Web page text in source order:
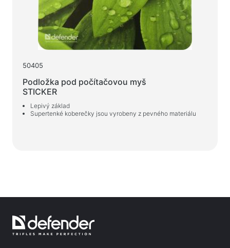
50405
Podložka pod počítačovou myš
STICKER
Lepivý základ
Supertenké koberečky jsou vyrobeny z pevného materiálu